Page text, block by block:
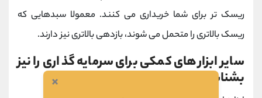
ریسک تر برای شما خریداری می کنند. معمولا سبدهایی که
ریسک بالاتری را متحمل می شوند، بازدهی بالاتری نیز دارند.
سایر ابزارهای کمکی برای سرمایه گذاری را نیز
بشناسید ×